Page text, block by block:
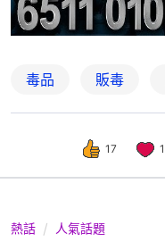
毒品 販毒
17 1
熱話 人氣話題